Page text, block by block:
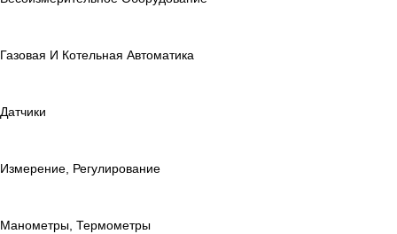
Газовая И Котельная Автоматика
Датчики
Измерение, Регулирование
Манометры, Термометры